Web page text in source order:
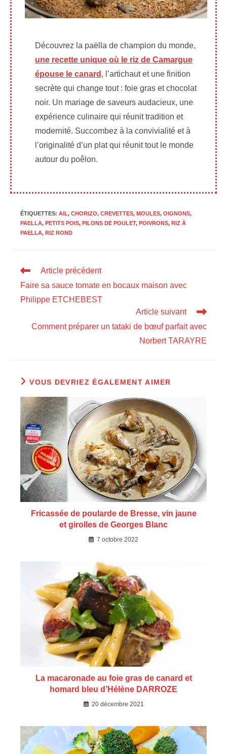
Découvrez la paëlla de champion du monde,
une recette unique où le riz de Camargue
épouse le canard , l’artichaut et une finition
secrète qui change tout : foie gras et chocolat
noir. Un mariage de saveurs audacieux, une
expérience culinaire qui réunit tradition et
modernité. Succombez à la convivialité et à
l’originalité d’un plat qui réunit tout le monde
autour du poêlon.​​
ÉTIQUETTES: AIL, CHORIZO, CREVETTES, MOULES, OIGNONS,
PAELLA, PETITS POIS, PILONS DE POULET, POIVRONS, RIZ À
PAELLA, RIZ ROND
Read
articles
Article précédent
Faire sa sauce tomate en bocaux maison avec
Philippe ETCHEBEST
Article suivant
Comment préparer un tataki de bœuf parfait avec
Norbert TARAYRE
VOUS DEVRIEZ ÉGALEMENT AIMER
Fricassée de poularde de Bresse, vin jaune
et girolles de Georges Blanc
7 octobre 2022
La macaronade au foie gras de canard et
homard bleu d’Hélène DARROZE
20 décembre 2021